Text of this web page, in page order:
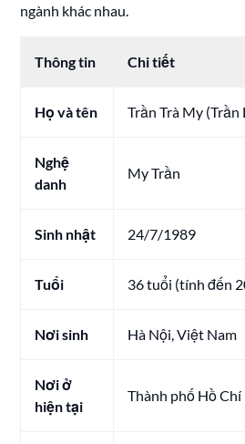
ngành khác nhau.
Thông tin Chi tiết
Họ và tên Trần Trà My (Trần
Nghệ
danh
My Trần
Sinh nhật 24/7/1989
Tuổi 36 tuổi (tính đến
Nơi sinh Hà Nội, Việt Nam
Nơi ở
hiện tại
Thành phố Hồ